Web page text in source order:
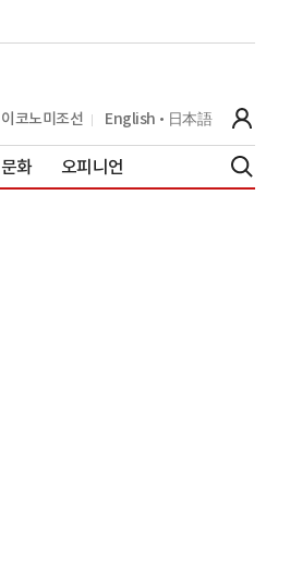
이코노미조선 English 日本語
문화 오피니언